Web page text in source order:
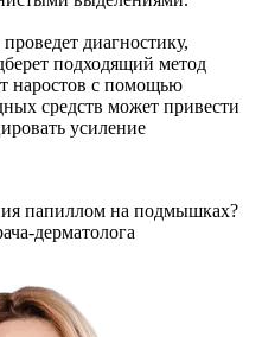
диагностику,
подходящий метод
наростов с помощью
средств может привести
усиление
папиллом на подмышках?
дерматолога